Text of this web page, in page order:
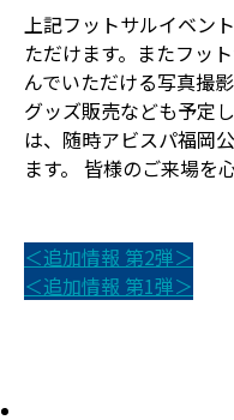
上記フットサルイベン
ただけます。またフッ
んでいただける写真撮
グッズ販売なども予定
は、随時アビスパ福岡
ます。 皆様のご来場を
＜追加情報 第2弾＞
＜追加情報 第1弾＞